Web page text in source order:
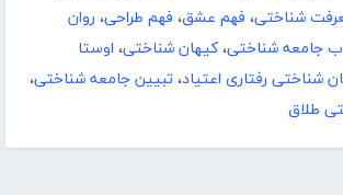
شناختی، فهم عشق، فهم طراحی، روان
جامعه شناختی،کیهان شناختی، اوستا
شناختی رفتاری اعتیاد، تبیین جامعه شناختی،
طلاق